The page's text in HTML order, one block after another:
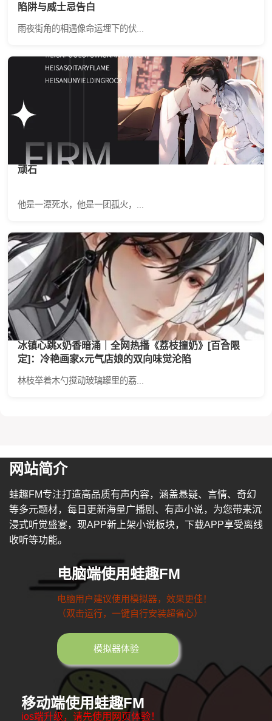
陷阱与威士忌告白
雨夜街角的相遇像命运埋下的伏...
顽石
他是一潭死水，他是一团孤火，...
冰镇心跳x奶香暗涌｜全网热播《荔枝撞奶》[百合限
定]：冷艳画家x元气店娘的双向味觉沦陷
林枝举着木勺搅动玻璃罐里的荔...
网站简介
蛙趣FM专注打造高品质有声内容，涵盖悬疑、言情、奇幻
等多元题材，每日更新海量广播剧、有声小说，为您带来沉
浸式听觉盛宴，现APP新上架小说板块，下载APP享受离线
收听等功能。
电脑端使用蛙趣FM
电脑用户建议使用模拟器，效果更佳！
（双击运行，一键自行安装超省心）
模拟器体验
移动端使用蛙趣FM
ios端升级，请先使用网页体验！